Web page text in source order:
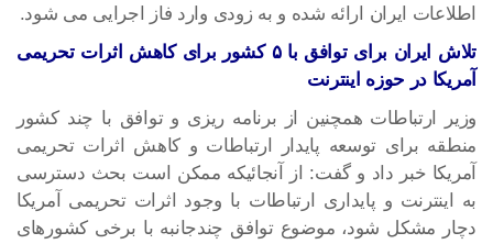
اطلاعات ایران ارائه شده و به زودی وارد فاز اجرایی می شود.
تلاش ایران برای توافق با ۵ کشور برای کاهش اثرات تحریمی
آمریکا در حوزه اینترنت
وزیر ارتباطات همچنین از برنامه ریزی و توافق با چند کشور
منطقه برای توسعه پایدار ارتباطات و کاهش اثرات تحریمی
آمریکا خبر داد و گفت: از آنجائیکه ممکن است بحث دسترسی
به اینترنت و پایداری ارتباطات با وجود اثرات تحریمی آمریکا
دچار مشکل شود، موضوع توافق چندجانبه با برخی کشورهای